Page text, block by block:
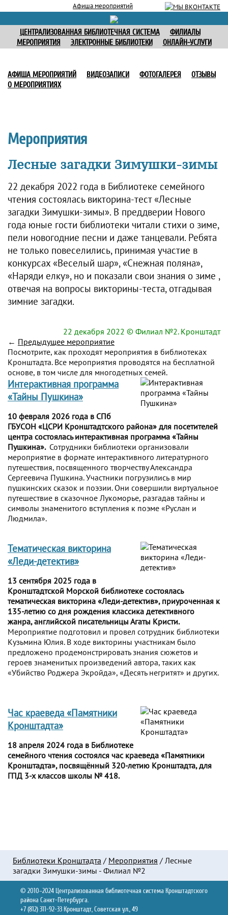
Афиша мероприятий
ЦЕНТРАЛИЗОВАННАЯ БИБЛИОТЕЧНАЯ СИСТЕМА
ФИЛИАЛЫ
МЕРОПРИЯТИЯ
ЭЛЕКТРОННЫЕ БИБЛИОТЕКИ ОНЛАЙН-УСЛУГИ
АФИША МЕРОПРИЯТИЙ ВИДЕОЗАПИСИ ФОТОГАЛЕРЕЯ
ОТЗЫВЫ
О МЕРОПРИЯТИЯХ
Мероприятия
Лесные загадки Зимушки-зимы
22 декабря 2022 года в Библиотеке семейного
чтения состоялась викторина-тест «Лесные
загадки Зимушки-зимы». В преддверии Нового
года юные гости библиотеки читали стихи о зиме,
пели новогодние песни и даже танцевали. Ребята
не только повеселились, принимая участие в
конкурсах «Веселый шар», «Снежная поляна»,
«Наряди елку», но и показали свои знания о зиме ,
отвечая на вопросы викторины-теста, отгадывая
зимние загадки.
22 декабря 2022 © Филиал №2. Кронштадт
← Предыдущее мероприятие
Посмотрите, как проходят мероприятия в библиотеках
Кронштадта. Все мероприятия проводятся на бесплатной
основе, в том числе для многодетных семей.
Интерактивная программа
«Тайны Пушкина»
10 февраля 2026 года в СПб
ГБУСОН «ЦСРИ Кронштадтского района» для посетителей
центра состоялась интерактивная программа «Тайны
Пушкина». Сотрудники библиотеки организовали
мероприятие в формате интерактивного литературного
путешествия, посвященного творчеству Александра
Сергеевича Пушкина. Участники погрузились в мир
пушкинских сказок и поэзии. Они совершили виртуальное
путешествие в сказочное Лукоморье, разгадав тайны и
символы знаменитого вступления к поэме «Руслан и
Людмила».
Тематическая викторина
«Леди-детектив»
13 сентября 2025 года в
Кронштадтской Морской библиотеке состоялась
тематическая викторина «Леди-детектив», приуроченная к
135-летию со дня рождения классика детективного
жанра, английской писательницы Агаты Кристи.
Мероприятие подготовил и провел сотрудник библиотеки
Кузьмина Юлия. В ходе викторины участникам было
предложено продемонстрировать знания сюжетов и
героев знаменитых произведений автора, таких как
«Убийство Роджера Экройда», «Десять негритят» и других.
Час краеведа «Памятники
Кронштадта»
18 апреля 2024 года в Библиотеке
семейного чтения состоялся час краеведа «Памятники
Кронштадта», посвящённый 320-летию Кронштадта, для
ГПД 3-х классов школы № 418.
Библиотеки Кронштадта / Мероприятия / Лесные
загадки Зимушки-зимы - Филиал №2
© 2010–2024 Централизованная библиотечная система Кронштадтского
района Санкт-Петербурга.
+7 (812) 311-92-33 Кронштадт, Советская ул., 49